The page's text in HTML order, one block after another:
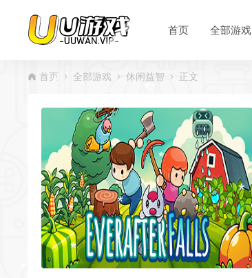
首页 全部游戏
首页 全部游戏 休闲益智 正文
*
*
*
*
*
*